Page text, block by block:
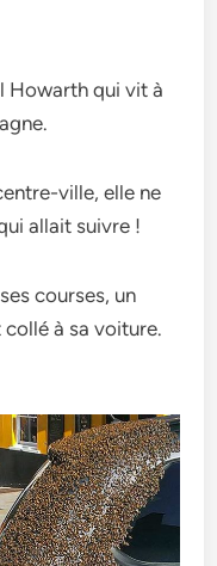
Howarth qui vit à
ville, elle ne
allait suivre !
courses, un
à sa voiture.